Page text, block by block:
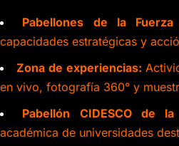
Pabellones de la Fuerza
capacidades estratégicas y
Zona de experiencias:
en vivo, fotografía 360° y
Pabellón CIDESCO de la
académica de universidades